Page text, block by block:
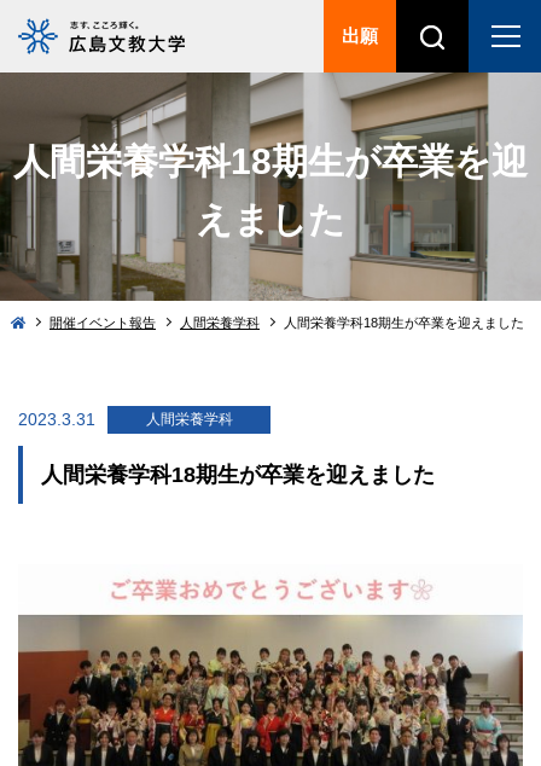
人間栄養学科18期生が卒業を迎
えました
開催イベント報告 人間栄養学科 人間栄養学科18期生が卒業を迎えました
2023.3.31 人間栄養学科
人間栄養学科18期生が卒業を迎えました
出願